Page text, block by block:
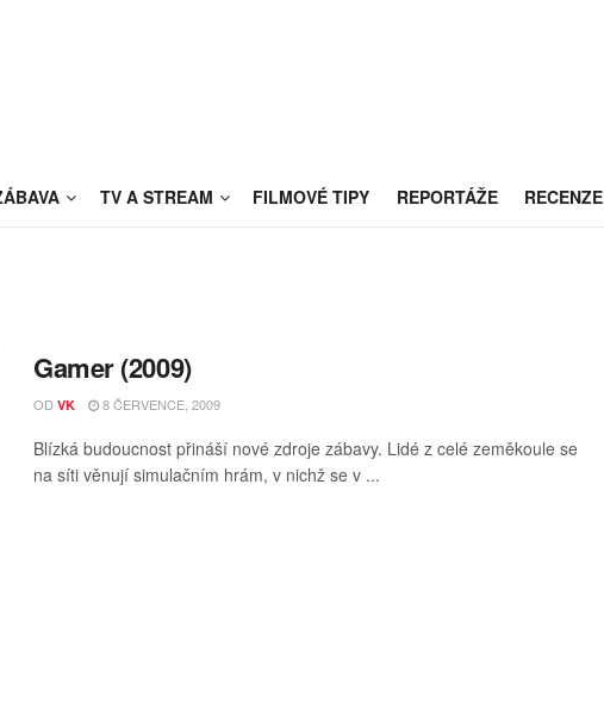
TV A STREAM FILMOVÉ TIPY REPORTÁŽE RECENZE
Gamer (2009)
OD VK 8 ČERVENCE, 2009
Blízká budoucnost přináší nové zdroje zábavy. Lidé z celé zeměkoule se
na síti věnují simulačním hrám, v nichž se v ...